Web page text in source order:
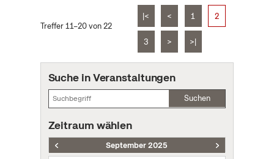
Treffer 11–20 von 22
|< < 1 2
3 > >|
Suche in Veranstaltungen
Suchen
Zeitraum wählen
September 2025